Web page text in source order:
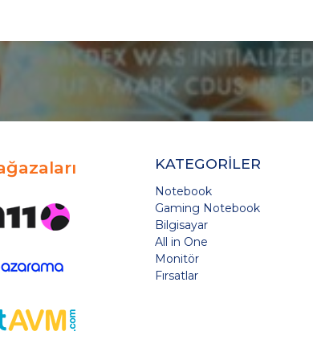
KATEGORİLER
Notebook
Gaming Notebook
Bilgisayar
All in One
Monitör
Fırsatlar